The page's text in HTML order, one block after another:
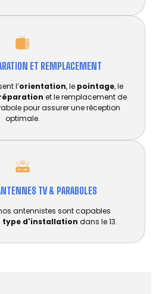
ET REMPLACEMENT​
l’orientation, le pointage, le
et le remplacement de
pour assurer une réception
optimale.
TV & PARABOLES
antennistes sont capables
type d'installation dans le 13.